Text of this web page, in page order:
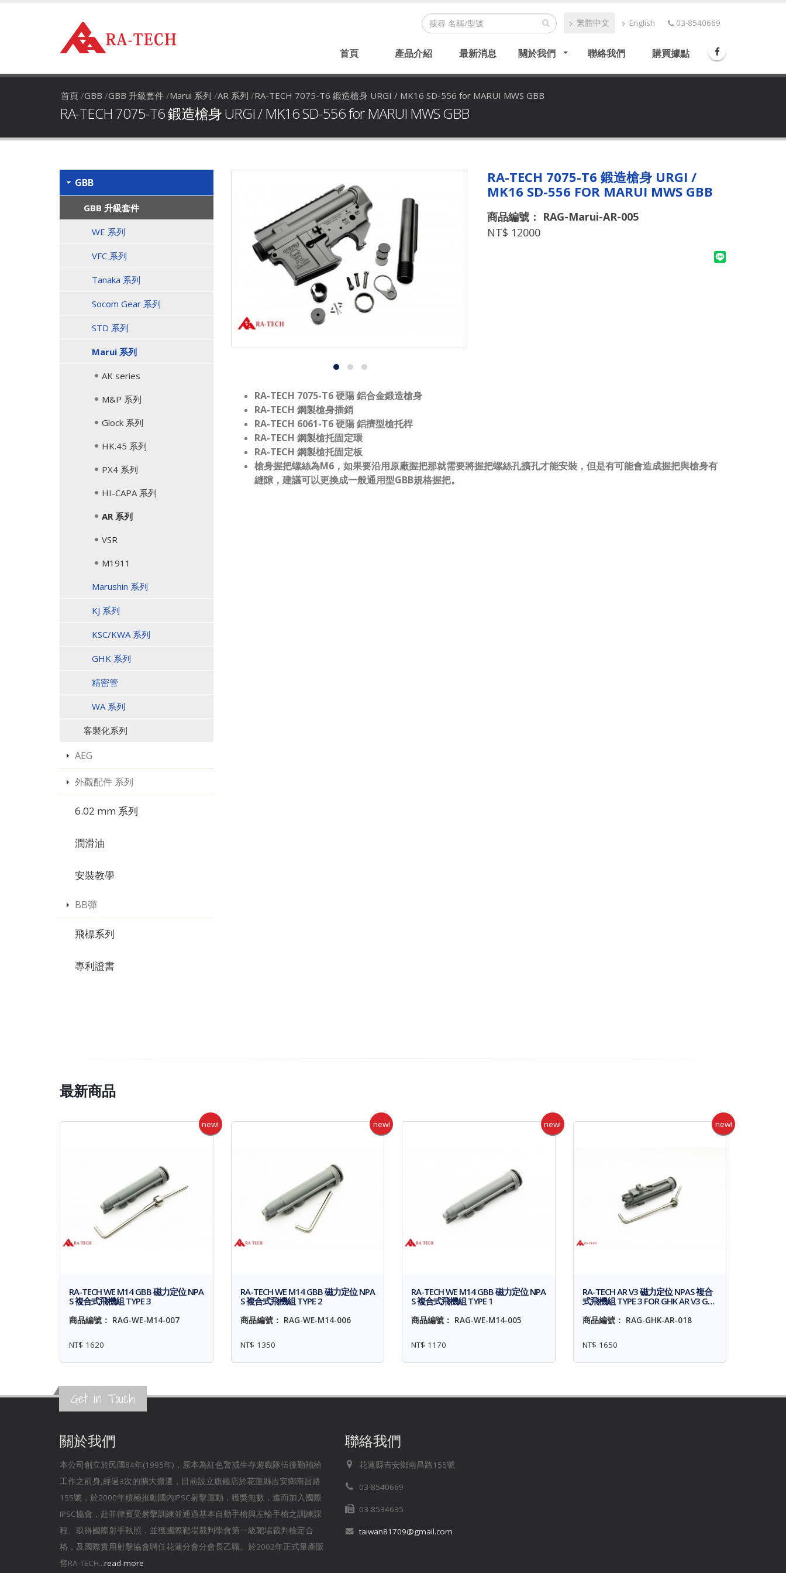
繁體中文 English 03-8540669
首頁 產品介紹 最新消息 關於我們 聯絡我們 購買據點
首頁 /GBB /GBB 升級套件 /Marui 系列 /AR 系列 /RA-TECH 7075-T6 鍛造槍身 URGI / MK16 SD-556 for MARUI MWS GBB
RA-TECH 7075-T6 鍛造槍身 URGI / MK16 SD-556 for MARUI MWS GBB
GBB
GBB 升級套件
WE 系列
VFC 系列
Tanaka 系列
Socom Gear 系列
STD 系列
Marui 系列
AK series
M&P 系列
Glock 系列
HK.45 系列
PX4 系列
HI-CAPA 系列
AR 系列
VSR
M1911
Marushin 系列
KJ 系列
KSC/KWA 系列
GHK 系列
精密管
WA 系列
客製化系列
AEG
外觀配件 系列
6.02 mm 系列
潤滑油
安裝教學
BB彈
飛標系列
專利證書
RA-TECH 7075-T6 鍛造槍身 URGI /
MK16 SD-556 FOR MARUI MWS GBB
商品編號： RAG-Marui-AR-005
NT$ 12000
RA-TECH 7075-T6 硬陽 鋁合金鍛造槍身
RA-TECH 鋼製槍身插銷
RA-TECH 6061-T6 硬陽 鋁擠型槍托桿
RA-TECH 鋼製槍托固定環
RA-TECH 鋼製槍托固定板
槍身握把螺絲為M6，如果要沿用原廠握把那就需要將握把螺絲孔擴孔才能安裝，但是有可能會造成握把與槍身有
縫隙，建議可以更換成一般通用型GBB規格握把。
最新商品
new!
RA-TECH WE M14 GBB 磁力定位 NPA
S 複合式飛機組 TYPE 3
商品編號： RAG-WE-M14-007
NT$ 1620
new!
RA-TECH WE M14 GBB 磁力定位 NPA
S 複合式飛機組 TYPE 2
商品編號： RAG-WE-M14-006
NT$ 1350
new!
RA-TECH WE M14 GBB 磁力定位 NPA
S 複合式飛機組 TYPE 1
商品編號： RAG-WE-M14-005
NT$ 1170
new!
RA-TECH AR V3 磁力定位 NPAS 複合
式飛機組 TYPE 3 FOR GHK AR V3 G…
商品編號： RAG-GHK-AR-018
NT$ 1650
Get in Touch
關於我們
本公司創立於民國84年(1995年)，原本為紅色警戒生存遊戲隊伍後勤補給
工作之前身,經過3次的擴大搬遷，目前設立旗鑑店於花蓮縣吉安鄉南昌路
155號，於2000年積極推動國內IPSC射擊運動，獲獎無數，進而加入國際
IPSC協會，赴菲律賓受射擊訓練並通過基本自動手槍與左輪手槍之訓練課
程、取得國際射手執照，並獲國際靶場裁判學會第一級靶場裁判檢定合
格，及國際實用射擊協會聘任花蓮分會分會長乙職。於2002年正式量產販
售RA-TECH...read more
聯絡我們
花蓮縣吉安鄉南昌路155號
03-8540669
03-8534635
taiwan81709@gmail.com